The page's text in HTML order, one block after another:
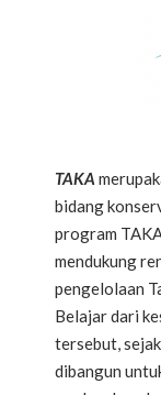
TAKA
bidang
program
mendukung
pengelolaan
Belajar dari
tersebut,
dibangun